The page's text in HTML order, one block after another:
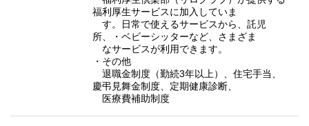
福利厚生サービスに加入していま
す。日常で使えるサービスから、託児
所、・ベビーシッターなど、さまざま
なサービスが利用できます。
・その他
退職金制度（勤続3年以上）、住宅手当、
慶弔見舞金制度、定期健康診断、
医療費補助制度